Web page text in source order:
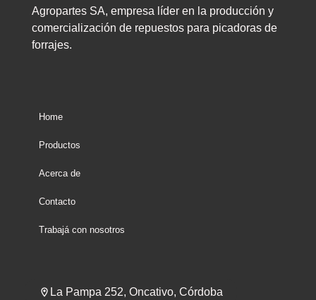
Agropartes SA, empresa líder en la producción y
comercialización de repuestos para picadoras de
forrajes.
Home
Productos
Acerca de
Contacto
Trabajá con nosotros
La Pampa 252, Oncativo, Córdoba